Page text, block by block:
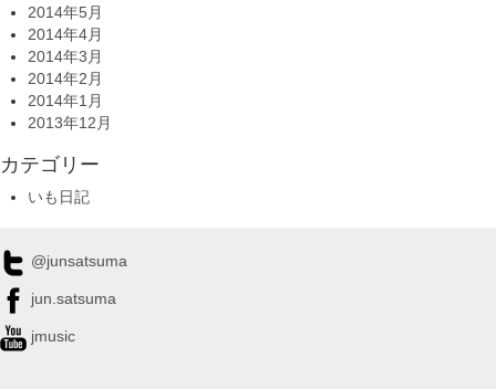
2014年5月
2014年4月
2014年3月
2014年2月
2014年1月
2013年12月
カテゴリー
いも日記
@junsatsuma
jun.satsuma
jmusic